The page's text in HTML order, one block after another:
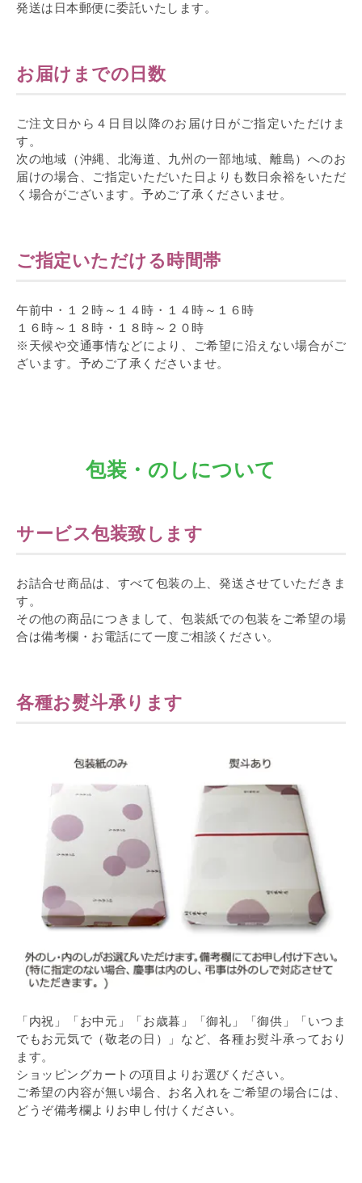
発送は日本郵便に委託いたします。
お届けまでの日数
ご注文日から４日目以降のお届け日がご指定いただけま
す。
次の地域（沖縄、北海道、九州の一部地域、離島）へのお
届けの場合、ご指定いただいた日よりも数日余裕をいただ
く場合がございます。予めご了承くださいませ。
ご指定いただける時間帯
午前中・１２時～１４時・１４時～１６時
１６時～１８時・１８時～２０時
※天候や交通事情などにより、ご希望に沿えない場合がご
ざいます。予めご了承くださいませ。
包装・のしについて
サービス包装致します
お詰合せ商品は、すべて包装の上、発送させていただきま
す。
その他の商品につきまして、包装紙での包装をご希望の場
合は備考欄・お電話にて一度ご相談ください。
各種お熨斗承ります
「内祝」「お中元」「お歳暮」「御礼」「御供」「いつま
でもお元気で（敬老の日）」など、各種お熨斗承っており
ます。
ショッピングカートの項目よりお選びください。
ご希望の内容が無い場合、お名入れをご希望の場合には、
どうぞ備考欄よりお申し付けください。